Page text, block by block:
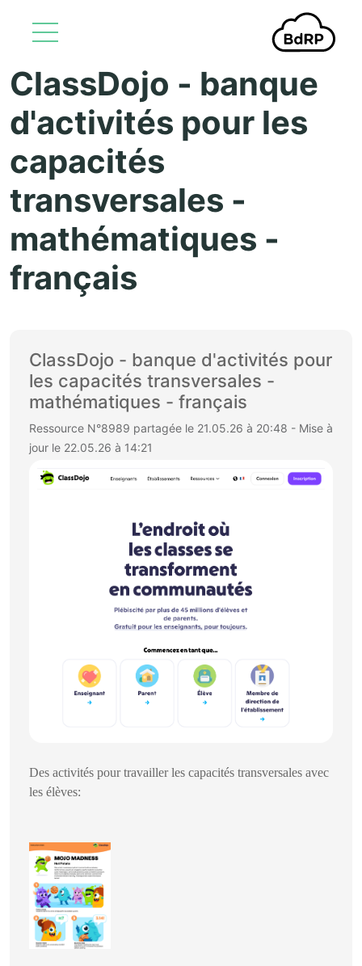
Aller au contenu principal
ClassDojo - banque
d'activités pour les
capacités
transversales -
mathématiques -
français
ClassDojo - banque d'activités pour
les capacités transversales -
mathématiques - français
Ressource N°8989 partagée le 21.05.26 à 20:48 - Mise à
jour le 22.05.26 à 14:21
Des activités pour travailler les capacités transversales avec
les élèves: